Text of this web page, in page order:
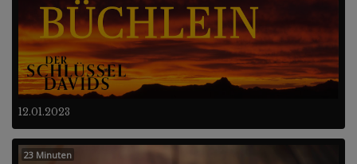
12.01.2023
23 Minuten